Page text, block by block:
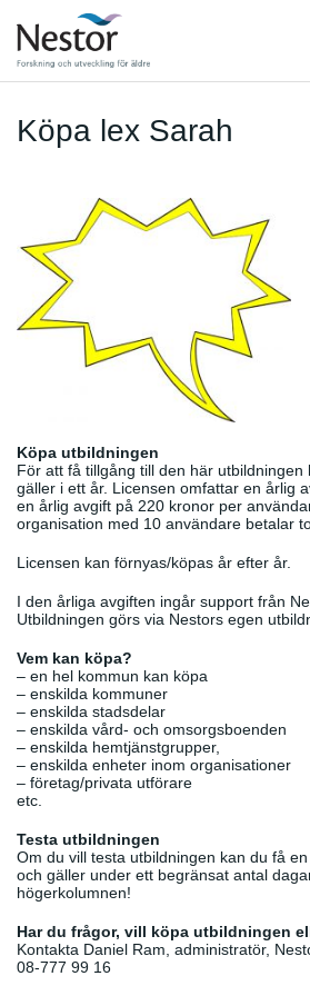
Köpa lex Sarah
Köpa utbildningen
För att få tillgång till den här utbildningen
gäller i ett år. Licensen omfattar en årlig
en årlig avgift på 220 kronor per
organisation med 10 användare betalar
Licensen kan förnyas/köpas år efter år.
I den årliga avgiften ingår support från
Utbildningen görs via Nestors egen
Vem kan köpa?
– en hel kommun kan köpa
– enskilda kommuner
– enskilda stadsdelar
– enskilda vård- och omsorgsboenden
– enskilda hemtjänstgrupper,
– enskilda enheter inom organisationer
– företag/privata utförare
etc.
Testa utbildningen
Om du vill testa utbildningen kan du få
och gäller under ett begränsat antal
högerkolumnen!
Har du frågor, vill köpa utbildningen
Kontakta Daniel Ram, administratör,
08-777 99 16